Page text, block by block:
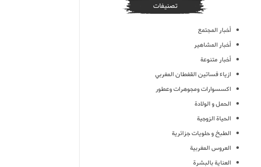
تصنيفات
أخبار المجتمع
أخبار المشاهير
أخبار متنوعة
ازياء فساتين القفطان المغربي
اكسسوارات ومجوهرات وعطور
الحمل و الولادة
الحياة الزوجية
الطبخ و حلويات جزائرية
العروس المغربية
العناية بالبشرة